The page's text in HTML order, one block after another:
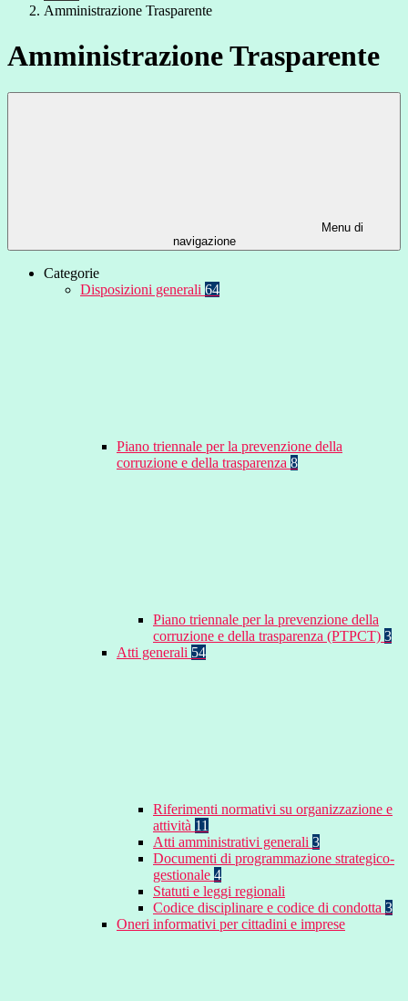
Amministrazione Trasparente
Amministrazione Trasparente
Menu di
navigazione
Categorie
Disposizioni generali 64
Piano triennale per la prevenzione della
corruzione e della trasparenza 8
Piano triennale per la prevenzione della
corruzione e della trasparenza (PTPCT) 3
Atti generali 54
Riferimenti normativi su organizzazione e
attività 11
Atti amministrativi generali 3
Documenti di programmazione strategico-
gestionale 4
Statuti e leggi regionali
Codice disciplinare e codice di condotta 3
Oneri informativi per cittadini e imprese